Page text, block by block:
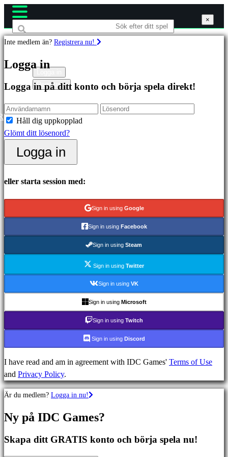
Spel
Utvalda
Nya
utgåvor
Gratis
att
spela
Strategispel
Äventyrsspel
spel
Sportspel
games
Indie
games
Simulation
games
Puzzle
Fighting
Registrera
×
Inte medlem än? Registrera nu!
Logga in
Logga in på ditt konto och börja spela direkt!
Håll dig uppkopplad
Glömt ditt lösenord?
Logga in
eller starta session med:
Sign in using Google
Sign in using Facebook
Sign in using Steam
Sign in using Twitter
Sign in using VK
Sign in using Microsoft
Sign in using Twitch
Sign in using Discord
I have read and am in agreement with IDC Games' Terms of Use
and Privacy Policy.
×
Är du medlem? Logga in nu!
Ny på IDC Games?
Skapa ditt GRATIS konto och börja spela nu!
×